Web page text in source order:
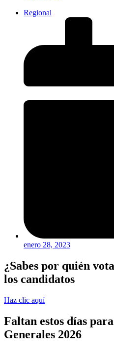
Regional
enero 28, 2023
¿Sabes por quién
los candidatos
Haz clic aquí
Faltan estos días
Generales 2026